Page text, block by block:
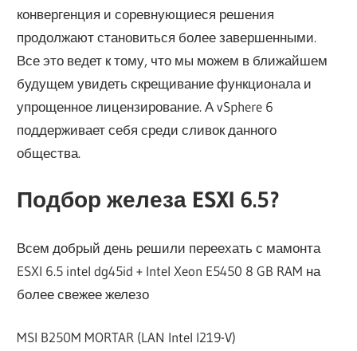
конвергенция и соревнующиеся решения
продолжают становиться более завершенными.
Все это ведет к тому, что мы можем в ближайшем
будущем увидеть скрещивание функционала и
упрощенное лицензирование. А vSphere 6
поддерживает себя среди сливок данного
общества.
Подбор железа ESXI 6.5?
Всем добрый день решили переехать с мамонта
ESXI 6.5 intel dg45id + Intel Xeon E5450 8 GB RAM на
более свежее железо
MSI B250M MORTAR (LAN Intel I219-V)